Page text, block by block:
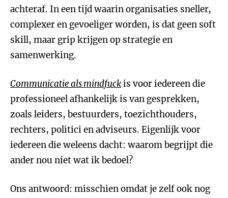
achteraf. In een tijd waarin organisaties sneller,
complexer en gevoeliger worden, is dat geen soft
skill, maar grip krijgen op strategie en
samenwerking.
Communicatie als mindfuckis voor iedereen die
professioneel afhankelijk is van gesprekken,
zoals leiders, bestuurders, toezichthouders,
rechters, politici en adviseurs. Eigenlijk voor
iedereen die weleens dacht: waarom begrijpt die
ander nou niet wat ik bedoel?
Ons antwoord: misschien omdat je zelf ook nog